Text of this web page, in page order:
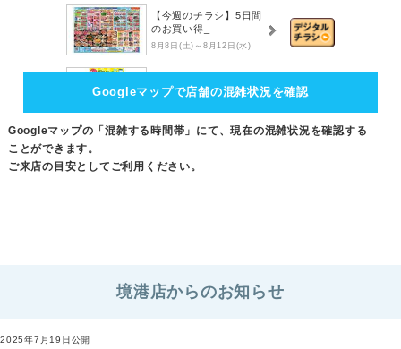
【今週のチラシ】5日間
のお買い得_
8月8日(土)～8月12日(水)
ーポン_
Googleマップで店舗の混雑状況を確認
Googleマップの「混雑する時間帯」にて、現在の混雑状況を確認する
ことができます。
ご来店の目安としてご利用ください。
境港店からのお知らせ
2025年7月19日公開